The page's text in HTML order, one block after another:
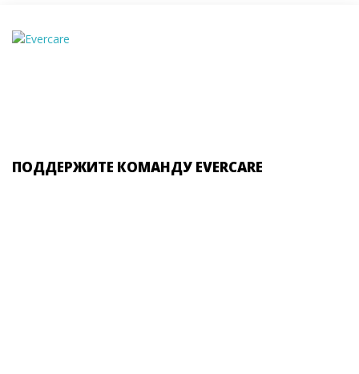
ПОДДЕРЖИТЕ КОМАНДУ EVERCARE